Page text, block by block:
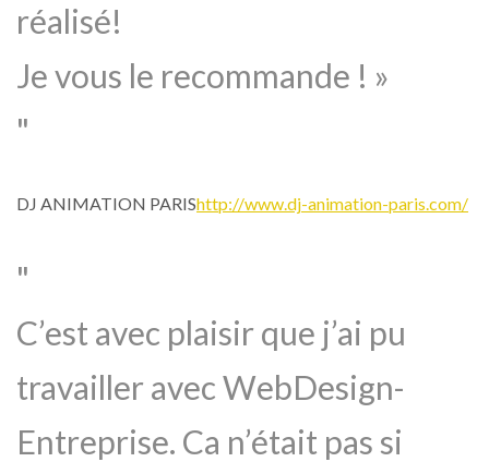
réalisé!
Je vous le recommande ! »
DJ ANIMATION PARIShttp://www.dj-animation-paris.com/
C’est avec plaisir que j’ai pu
travailler avec WebDesign-
Entreprise. Ca n’était pas si